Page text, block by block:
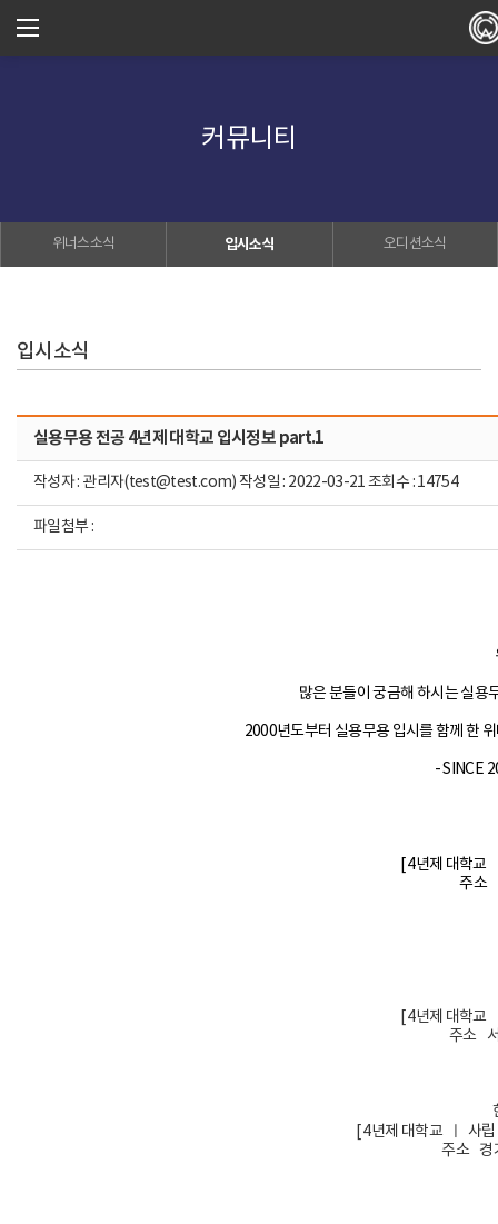
커뮤니티
위너스소식 입시소식 오디션소식
입시소식
실용무용 전공 4년제 대학교 입시정보 part.1
작성자 : 관리자(test@test.com) 작성일 : 2022-03-21 조회수 : 14754
파일첨부 :
많은 분들이 궁금해 하시는 실용
2000년도부터 실용무용 입시를 함께 한
- SINCE
[ 4년제 대학
주소
[ 4년제 대학
주소
[ 4년제 대학교 ㅣ 사
주소 경